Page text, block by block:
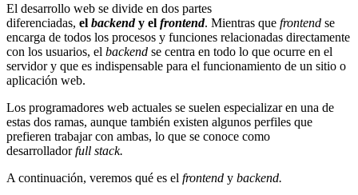
El desarrollo web se divide en dos partes
diferenciadas, el backendy el frontend. Mientras que frontend se
encarga de todos los procesos y funciones relacionadas directamente
con los usuarios, el backend se centra en todo lo que ocurre en el
servidor y que es indispensable para el funcionamiento de un sitio o
aplicación web.
Los programadores web actuales se suelen especializar en una de
estas dos ramas, aunque también existen algunos perfiles que
prefieren trabajar con ambas, lo que se conoce como
desarrolladorfull stack.
A continuación, veremos qué es el frontend y backend.